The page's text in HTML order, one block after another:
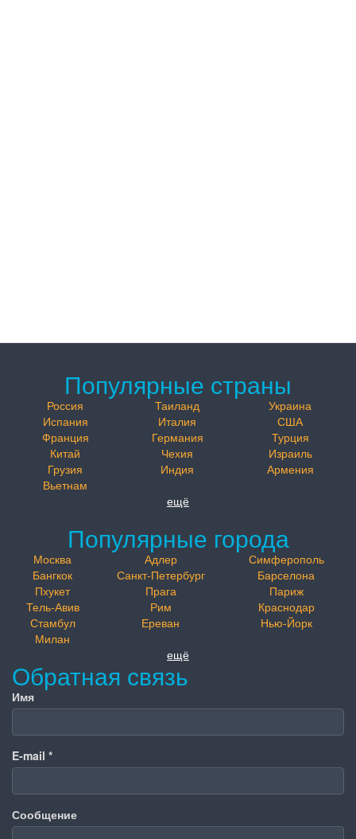
Популярные страны
Россия Таиланд
Украина
Испания
Италия
США
Франция
Германия
Турция
Китай
Чехия
Израиль
Грузия
Индия
Армения
Вьетнам
ещё
Популярные города
Москва Адлер
Симферополь
Бангкок
Санкт-Петербург
Барселона
Пхукет
Прага
Париж
Тель-Авив
Рим
Краснодар
Стамбул
Ереван
Нью-Йорк
Милан
ещё
Обратная связь
Имя
E-mail *
Сообщение